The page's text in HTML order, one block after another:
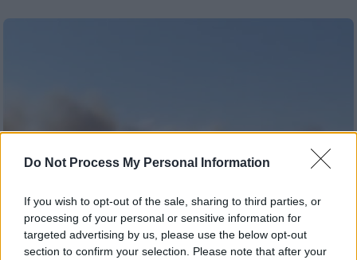
Do Not Process My Personal Information
If you wish to opt-out of the sale, sharing to third parties, or
processing of your personal or sensitive information for
targeted advertising by us, please use the below opt-out
section to confirm your selection. Please note that after your